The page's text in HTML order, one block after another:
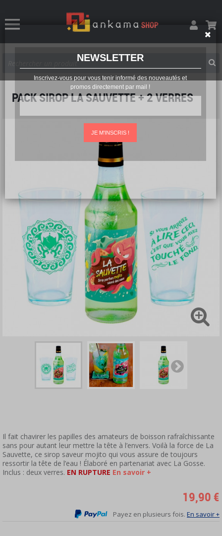
NEWSLETTER
Inscrivez-vous pour vous tenir informé des nouveautés et
promos directement par mail !
JE M'INSCRIS !
PACK SIROP LA SAUVETTE + 2 VERRES
Il fait chavirer les papilles des amateurs de boisson rafraîchissante
sans pour autant leur mettre la tête à l’envers. Voilà la force de La
Sauvette, ce sirop saveur mojito qui vous assure de toujours
ressortir la tête de l’eau ! Élaboré en partenariat avec La Gosse.
Inclus : deux verres. EN RUPTURE En savoir +
19,90 €
Payez en plusieurs fois. En savoir +